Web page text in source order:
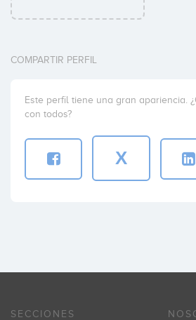
COMPARTIR PERFIL
Este perfil tiene una gran apariencia.
con todos?
X
SECCIONES